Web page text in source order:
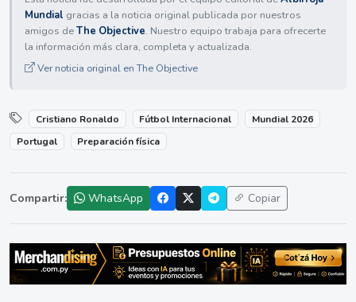
Mundial gracias a la noticia original publicada por nuestros
amigos deThe Objective. Nuestro equipo trabaja para ofrecerte
la información más clara, completa y actualizada.
Ver noticia original en The Objective
Cristiano Ronaldo Fútbol Internacional
Mundial 2026
Portugal
Preparación física
Compartir: WhatsApp Copiar